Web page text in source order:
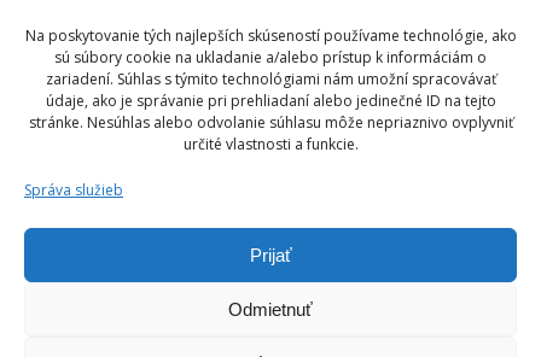
Na poskytovanie tých najlepších skúseností používame technológie, ako
sú súbory cookie na ukladanie a/alebo prístup k informáciám o
zariadení. Súhlas s týmito technológiami nám umožní spracovávať
údaje, ako je správanie pri prehliadaní alebo jedinečné ID na tejto
stránke. Nesúhlas alebo odvolanie súhlasu môže nepriaznivo ovplyvniť
určité vlastnosti a funkcie.
Správa služieb
Prijať
Odmietnuť
Blog
Kontakt